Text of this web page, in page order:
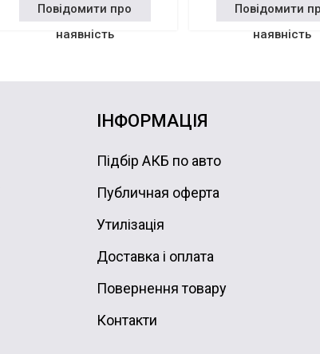
Повідомити про
наявність
Повідомити
наявність
ІНФОРМАЦІЯ
Підбір АКБ по авто
Публичная оферта
Утилізація
Доставка і оплата
Повернення товару
Контакти